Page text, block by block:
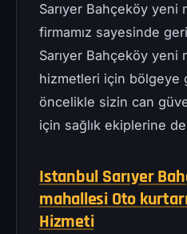
Sarıyer Bahçeköy yeni
firmamız sayesinde
Sarıyer Bahçeköy yeni
hizmetleri için bölgeye
öncelikle sizin can
için sağlık ekiplerine
Istanbul Sarıyer
mahallesi Oto
Hizmeti